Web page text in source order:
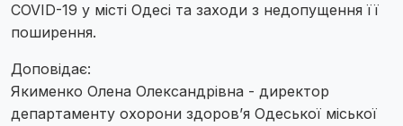
COVID-19 у місті Одесі та заходи з недопущення її
поширення.
Доповідає:
Якименко Олена Олександрівна - директор
департаменту охорони здоров’я Одеської міської